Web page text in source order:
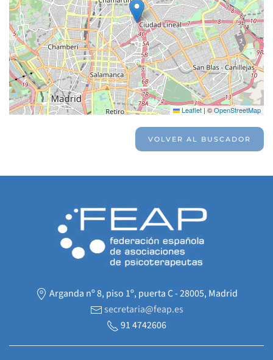
Leaflet|©OpenStreetMap
VOLVER AL BUSCADOR
Arganda nº 8, piso 1º, puerta C - 28005, Madrid
secretaria@feap.es
91 4742606